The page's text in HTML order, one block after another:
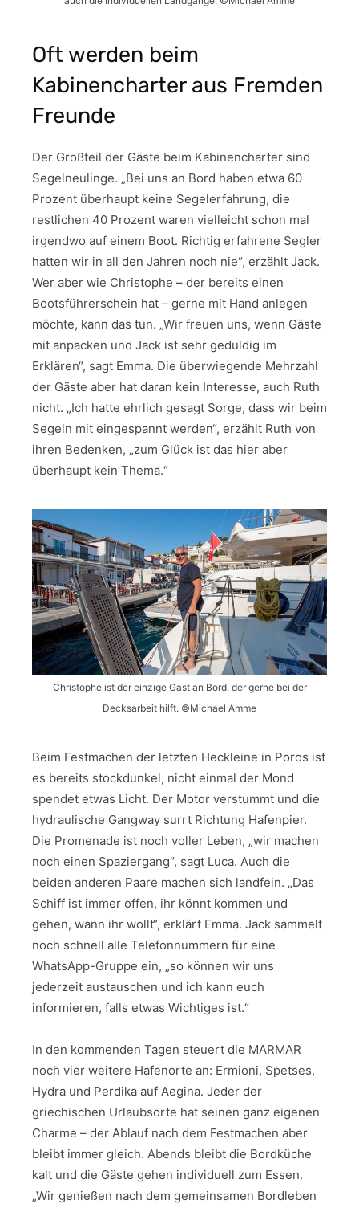
Oft werden beim
Kabinencharter aus Fremden
Freunde
Der Großteil der Gäste beim Kabinencharter sind
Segelneulinge. „Bei uns an Bord haben etwa 60
Prozent überhaupt keine Segelerfahrung, die
restlichen 40 Prozent waren vielleicht schon mal
irgendwo auf einem Boot. Richtig erfahrene Segler
hatten wir in all den Jahren noch nie“, erzählt Jack.
Wer aber wie Christophe – der bereits einen
Bootsführerschein hat – gerne mit Hand anlegen
möchte, kann das tun. „Wir freuen uns, wenn Gäste
mit anpacken und Jack ist sehr geduldig im
Erklären“, sagt Emma. Die überwiegende Mehrzahl
der Gäste aber hat daran kein Interesse, auch Ruth
nicht. „Ich hatte ehrlich gesagt Sorge, dass wir beim
Segeln mit eingespannt werden“, erzählt Ruth von
ihren Bedenken, „zum Glück ist das hier aber
überhaupt kein Thema.“
Christophe ist der einzige Gast an Bord, der gerne bei der
Decksarbeit hilft. ©Michael Amme
Beim Festmachen der letzten Heckleine in Poros ist
es bereits stockdunkel, nicht einmal der Mond
spendet etwas Licht. Der Motor verstummt und die
hydraulische Gangway surrt Richtung Hafenpier.
Die Promenade ist noch voller Leben, „wir machen
noch einen Spaziergang“, sagt Luca. Auch die
beiden anderen Paare machen sich landfein. „Das
Schiff ist immer offen, ihr könnt kommen und
gehen, wann ihr wollt“, erklärt Emma. Jack sammelt
noch schnell alle Telefonnummern für eine
WhatsApp-Gruppe ein, „so können wir uns
jederzeit austauschen und ich kann euch
informieren, falls etwas Wichtiges ist.“
In den kommenden Tagen steuert die MARMAR
noch vier weitere Hafenorte an: Ermioni, Spetses,
Hydra und Perdika auf Aegina. Jeder der
griechischen Urlaubsorte hat seinen ganz eigenen
Charme – der Ablauf nach dem Festmachen aber
bleibt immer gleich. Abends bleibt die Bordküche
kalt und die Gäste gehen individuell zum Essen.
„Wir genießen nach dem gemeinsamen Bordleben